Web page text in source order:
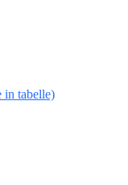
in tabelle)